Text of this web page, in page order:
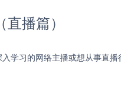
播篇）
习的网络主播或想从事直播